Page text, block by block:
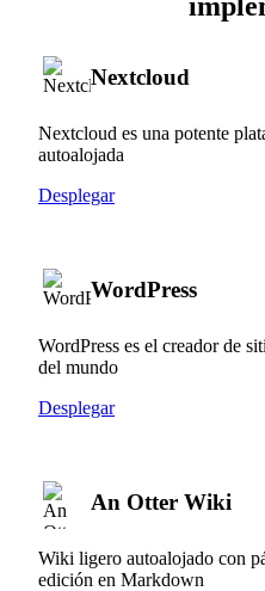
Nextcloud
Nextcloud es una potente
autoalojada
Desplegar
WordPress
WordPress es el creador de
del mundo
Desplegar
An Otter Wiki
Wiki ligero autoalojado con
edición en Markdown